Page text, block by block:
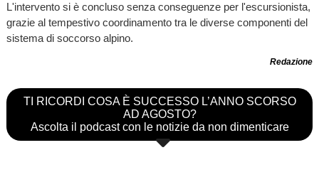
L'intervento si è concluso senza conseguenze per l'escursionista,
grazie al tempestivo coordinamento tra le diverse componenti del
sistema di soccorso alpino.
Redazione
TI RICORDI COSA È SUCCESSO L’ANNO SCORSO
AD AGOSTO?
Ascolta il podcast con le notizie da non dimenticare